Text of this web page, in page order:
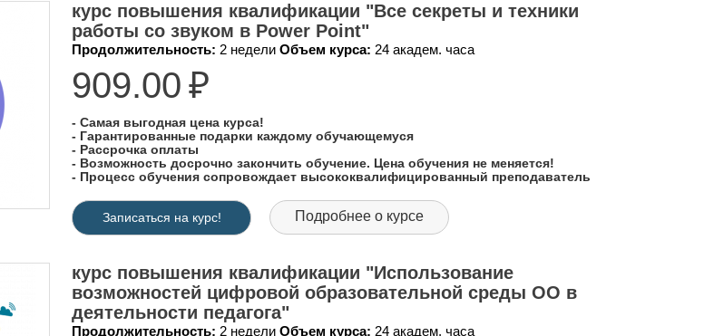
курс повышения квалификации "Все секреты и техники
работы со звуком в Power Point"
Продолжительность: 2 недели Объем курса: 24 академ. часа
909.00 ₽
- Самая выгодная цена курса!
- Гарантированные подарки каждому обучающемуся
- Рассрочка оплаты
- Возможность досрочно закончить обучение. Цена обучения не меняется!
- Процесс обучения сопровождает высококвалифицированный преподаватель
Записаться на курс! Подробнее о курсе
курс повышения квалификации "Использование
возможностей цифровой образовательной среды ОО в
деятельности педагога"
Продолжительность: 2 недели Объем курса: 24 академ. часа